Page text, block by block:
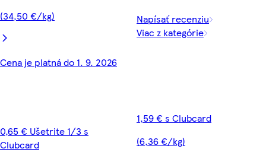
(34,50 €/kg)
Cena je platná do 1. 9. 2026
0,65 € Ušetrite 1/3 s
Clubcard
Napísať recenziu
Viac z kategórie
1,59 € s Clubcard
(6,36 €/kg)